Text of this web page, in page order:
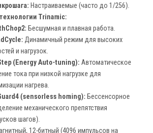
Настраиваемые (часто до 1/256).
Trinamic:
Бесшумная и плавная работа.
Динамичный режим для высоких
и нагрузок.
(Energy Auto-tuning): Автоматическое
тока при низкой нагрузке для
нагрева.
(sensorless homing): Бессенсорное
механического препятствия
шагов).
12-битный (4096 импульсов на